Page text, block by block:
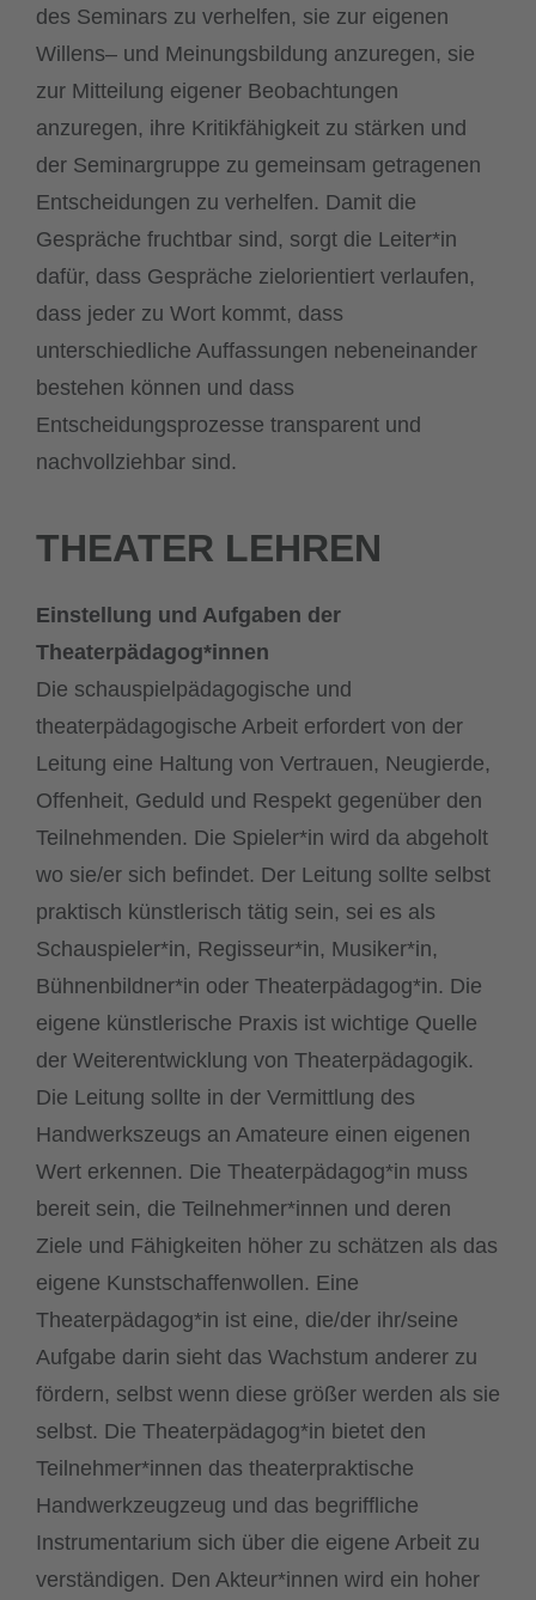
des Seminars zu verhelfen, sie zur eigenen
Willens– und Meinungsbildung anzuregen, sie
zur Mitteilung eigener Beobachtungen
anzuregen, ihre Kritikfähigkeit zu stärken und
der Seminargruppe zu gemeinsam getragenen
Entscheidungen zu verhelfen. Damit die
Gespräche fruchtbar sind, sorgt die Leiter*in
dafür, dass Gespräche zielorientiert verlaufen,
dass jeder zu Wort kommt, dass
unterschiedliche Auffassungen nebeneinander
bestehen können und dass
Entscheidungsprozesse transparent und
nachvollziehbar sind.
THEATER LEHREN
Einstellung und Aufgaben der
Theaterpädagog*innen
Die schauspielpädagogische und
theaterpädagogische Arbeit erfordert von der
Leitung eine Haltung von Vertrauen, Neugierde,
Offenheit, Geduld und Respekt gegenüber den
Teilnehmenden. Die Spieler*in wird da abgeholt
wo sie/er sich befindet. Der Leitung sollte selbst
praktisch künstlerisch tätig sein, sei es als
Schauspieler*in, Regisseur*in, Musiker*in,
Bühnenbildner*in oder Theaterpädagog*in. Die
eigene künstlerische Praxis ist wichtige Quelle
der Weiterentwicklung von Theaterpädagogik.
Die Leitung sollte in der Vermittlung des
Handwerkszeugs an Amateure einen eigenen
Wert erkennen. Die Theaterpädagog*in muss
bereit sein, die Teilnehmer*innen und deren
Ziele und Fähigkeiten höher zu schätzen als das
eigene Kunstschaffenwollen. Eine
Theaterpädagog*in ist eine, die/der ihr/seine
Aufgabe darin sieht das Wachstum anderer zu
fördern, selbst wenn diese größer werden als sie
selbst. Die Theaterpädagog*in bietet den
Teilnehmer*innen das theaterpraktische
Handwerkzeugzeug und das begriffliche
Instrumentarium sich über die eigene Arbeit zu
verständigen. Den Akteur*innen wird ein hoher